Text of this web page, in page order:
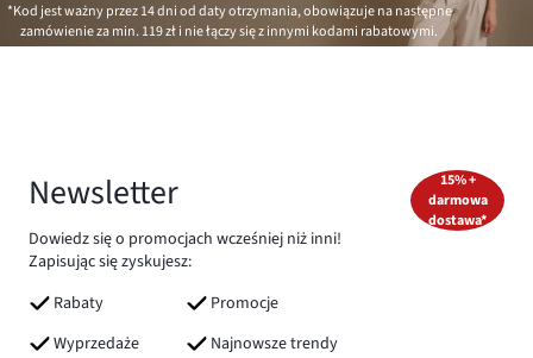
*Kod jest ważny przez 14 dni od daty otrzymania, obowiązuje na następne
zamówienie za min. 119 złi nie łączy się z innymi kodami rabatowymi.
Newsletter
Dowiedz się o promocjach wcześniej niż inni!
Zapisując się zyskujesz:
Rabaty
Promocje
Wyprzedaże
Najnowsze trendy
15% +
darmowa
dostawa*